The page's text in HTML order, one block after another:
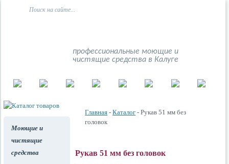
профессиональные моющие и
чистящие средства в Калуге
Моющие и
чистящие
средства
Главная -Каталог - Рукав 51 мм без
головок
Рукав 51 мм без головок